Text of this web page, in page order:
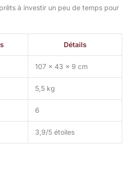
à investir un peu de temps pour
Détails
107 x 43 x 9 cm
5,5 kg
6
3,9/5 étoiles